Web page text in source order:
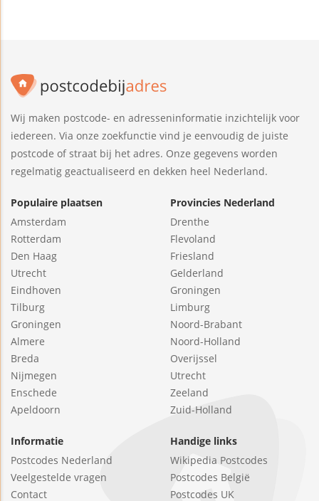
Wij maken postcode- en adresseninformatie inzichtelijk voor
iedereen. Via onze zoekfunctie vind je eenvoudig de juiste
postcode of straat bij het adres. Onze gegevens worden
regelmatig geactualiseerd en dekken heel Nederland.
Populaire plaatsen
Amsterdam
Rotterdam
Den Haag
Utrecht
Eindhoven
Tilburg
Groningen
Almere
Breda
Nijmegen
Enschede
Apeldoorn
Provincies Nederland
Drenthe
Flevoland
Friesland
Gelderland
Groningen
Limburg
Noord-Brabant
Noord-Holland
Overijssel
Utrecht
Zeeland
Zuid-Holland
Informatie
Postcodes Nederland
Veelgestelde vragen
Contact
Handige links
Wikipedia Postcodes
Postcodes België
Postcodes UK